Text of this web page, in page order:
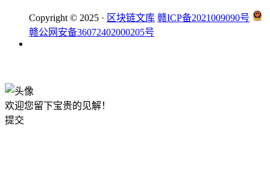
Copyright © 2025 · 区块链文库 赣ICP备2021009090号
赣公网安备36072402000205号
欢迎您留下宝贵的见解！
提交